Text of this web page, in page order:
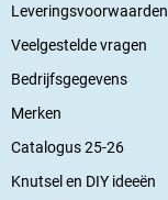
Leveringsvoorwaarden
Veelgestelde vragen
Bedrijfsgegevens
Merken
Catalogus 25-26
Knutsel en DIY ideeën